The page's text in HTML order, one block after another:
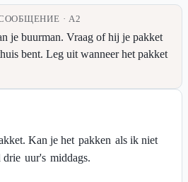
· A2
je buurman. Vraag of hij je pakket
bent. Leg uit wanneer het pakket
Kan je het pakken als ik niet
drie uur's middags.